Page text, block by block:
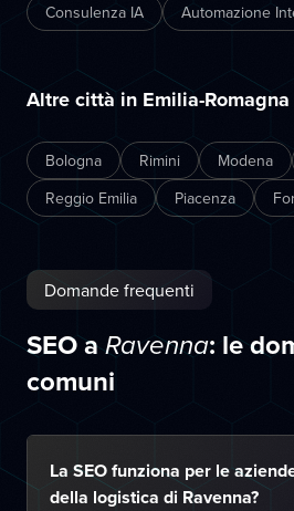
Consulenza IA
Automazione
Altre città in Emilia-
Bologna Rimini Modena
Reggio Emilia
Piacenza
Domande frequenti
SEO aRavenna: le
comuni
La SEO funziona per le
della logistica di Ravenna?